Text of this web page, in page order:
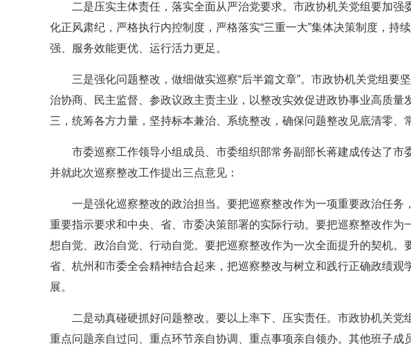
二是压实主体责任，落实全面从严治党要求。市政协机关党组要加强
化正风肃纪，严格执行内控制度，严格落实“三重一大”集体决策制度，持
强、服务效能更优、运行活力更足。
三是强化问题整改，做细做实巡察“后半篇文章”。市政协机关党组要
治协商、民主监督、参政议政主责主业，以整改实效促进政协事业高质量
三，统筹各方力量，坚持标本兼治、系统整改，确保问题整改见底清零、
市委巡察工作领导小组成员、市委组织部常务副部长蒋建成传达了市
并就此次巡察整改工作提出三点意见：
一是强化巡察整改的政治担当。要把巡察整改作为一项重要政治任
重要指示要求和中央、省、市委决策部署的实际行动。要把巡察整改作
想自觉、政治自觉、行动自觉。要把巡察整改作为一次全面提升的契机。
省、杭州和市委全会精神结合起来，把巡察整改与树立和践行正确政绩
展。
二是动真碰硬抓好问题整改。要以上率下、压实责任。市政协机关党
重点问题亲自过问、重点环节亲自协调、重点事项亲自领办。其他班子成